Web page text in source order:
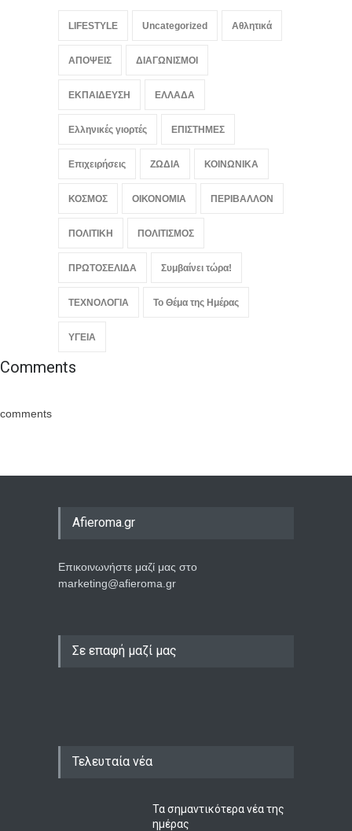
LIFESTYLE Uncategorized Αθλητικά
ΑΠΟΨΕΙΣ ΔΙΑΓΩΝΙΣΜΟΙ
ΕΚΠΑΙΔΕΥΣΗ ΕΛΛΑΔΑ
Ελληνικές γιορτές ΕΠΙΣΤΗΜΕΣ
Επιχειρήσεις ΖΩΔΙΑ ΚΟΙΝΩΝΙΚΑ
ΚΟΣΜΟΣ ΟΙΚΟΝΟΜΙΑ ΠΕΡΙΒΑΛΛΟΝ
ΠΟΛΙΤΙΚΗ ΠΟΛΙΤΙΣΜΟΣ
ΠΡΩΤΟΣΕΛΙΔΑ Συμβαίνει τώρα!
ΤΕΧΝΟΛΟΓΙΑ Το Θέμα της Ημέρας
ΥΓΕΙΑ
Comments
comments
Afieroma.gr
Επικοινωνήστε μαζί μας στο
marketing@afieroma.gr
Σε επαφή μαζί μας
Τελευταία νέα
Τα σημαντικότερα νέα της
ημέρας